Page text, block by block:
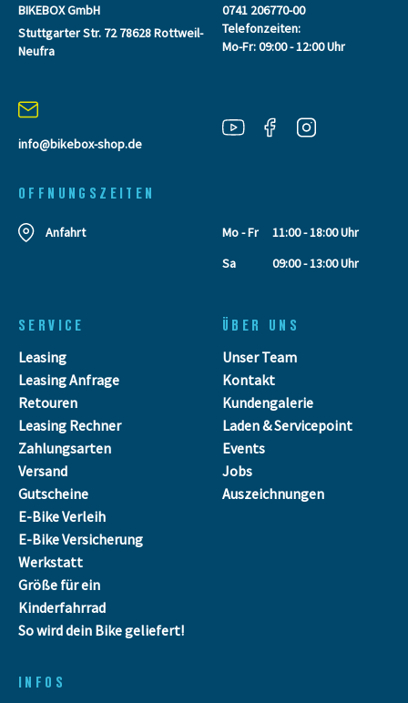
BIKEBOX GmbH
Stuttgarter Str. 72 78628 Rottweil-
Neufra
info@bikebox-shop.de
0741 206770-00
Telefonzeiten:
Mo-Fr: 09:00 - 12:00 Uhr
OFFNUNGSZEITEN
Anfahrt Mo - Fr
11:00 - 18:00 Uhr
Sa
09:00 - 13:00 Uhr
SERVICE
Leasing
Leasing Anfrage
Retouren
Leasing Rechner
Zahlungsarten
Versand
Gutscheine
E-Bike Verleih
E-Bike Versicherung
Werkstatt
Größe für ein
Kinderfahrrad
So wird dein Bike geliefert!
ÜBER UNS
Unser Team
Kontakt
Kundengalerie
Laden & Servicepoint
Events
Jobs
Auszeichnungen
INFOS